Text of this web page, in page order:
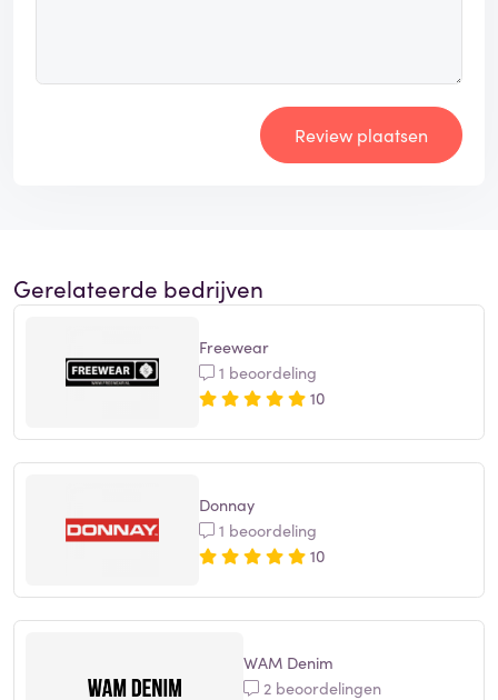
Review plaatsen
Gerelateerde bedrijven
Freewear
1 beoordeling
10
Donnay
1 beoordeling
10
WAM Denim
2 beoordelingen